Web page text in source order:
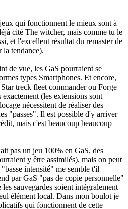
qui fonctionnent le mieux sont à
cité The witcher, mais comme tu le
et l'excellent résultat du remaster de
tendance).
de vue, les GaS pourraient se
types Smartphones. Et encore,
treck fleet commander ou Forge
(les extensions sont
nécessitent de réaliser des
"passes". Il est possible d'y arriver
mais c'est beaucoup beaucoup
pas un jeu 100% en GaS, des
y être assimilés), mais on peut
intensité" me semble t'il
par GaS "pas de copie personnelle"
sauvegardes soient intégralement
élément local. Dans mon boulot je
qui fonctionnent de cette